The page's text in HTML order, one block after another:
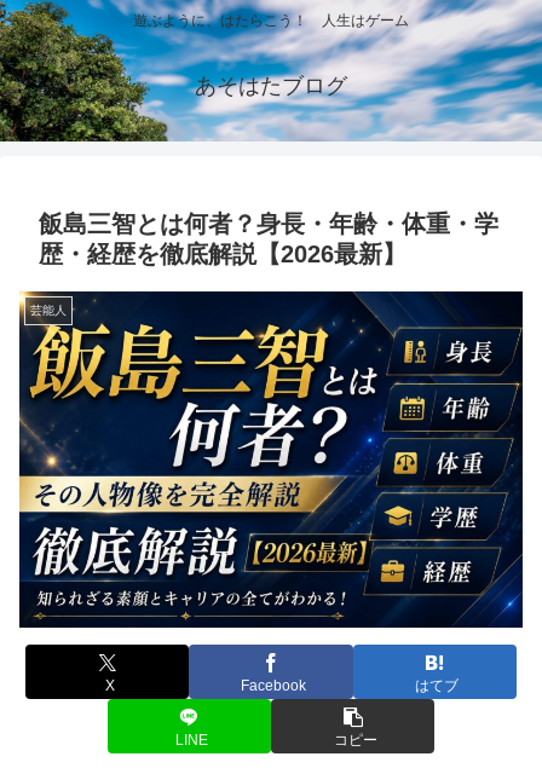
遊ぶように、はたらこう！ 人生はゲーム
あそはたブログ
飯島三智とは何者？身長・年齢・体重・学
歴・経歴を徹底解説【2026最新】
芸能人
X Facebook はてブ
LINE コピー